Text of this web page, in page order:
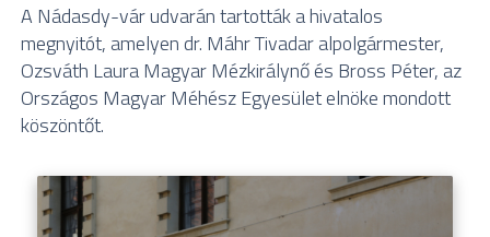
A Nádasdy-vár udvarán tartották a hivatalos
megnyitót, amelyen dr. Máhr Tivadar alpolgármester,
Ozsváth Laura Magyar Mézkirálynő és Bross Péter, az
Országos Magyar Méhész Egyesület elnöke mondott
köszöntőt.